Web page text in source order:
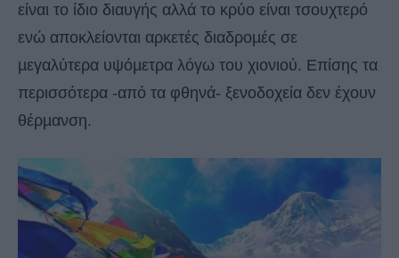
είναι το ίδιο διαυγής αλλά το κρύο είναι τσουχτερό
ενώ αποκλείονται αρκετές διαδροµές σε
µεγαλύτερα υψόµετρα λόγω του χιονιού. Επίσης τα
περισσότερα -από τα φθηνά- ξενοδοχεία δεν έχουν
θέρµανση.